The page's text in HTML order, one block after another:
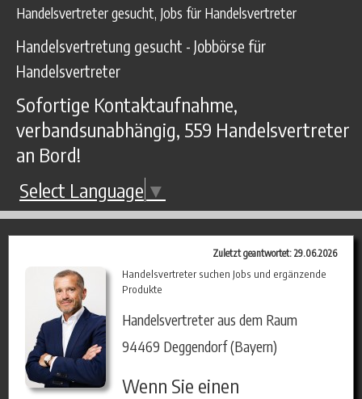
Handelsvertreter gesucht, Jobs für Handelsvertreter
Handelsvertretung gesucht - Jobbörse für
Handelsvertreter
Sofortige Kontaktaufnahme,
verbandsunabhängig, 559 Handelsvertreter
an Bord!
Select Language ▼
Zuletzt geantwortet: 29.06.2026
Handelsvertreter suchen Jobs und ergänzende
Produkte
Handelsvertreter aus dem Raum
94469 Deggendorf (Bayern)
Wenn Sie einen